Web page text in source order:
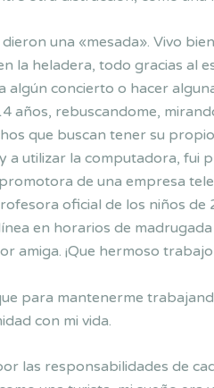
una «mesada». Vivo
la heladera, todo gracias al
concierto o hacer
años, rebuscandome,
que buscan tener su
a utilizar la computadora,
de una empresa
oficial de los niños de
en horarios de
amiga. ¡Que hermoso
para mantenerme
con mi vida.
las responsabilidades de